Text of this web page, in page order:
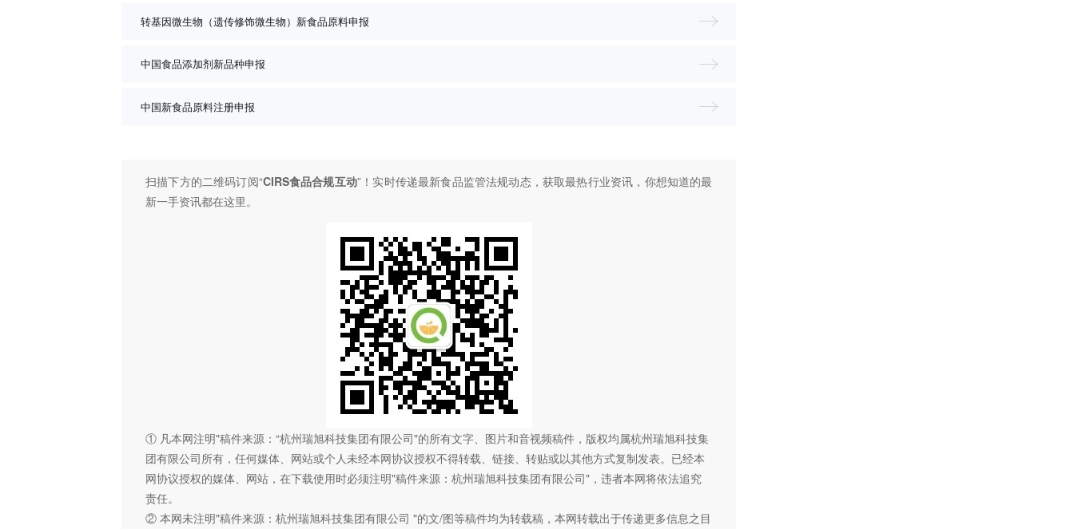
转基因微生物（遗传修饰微生物）新食品原料申报
中国食品添加剂新品种申报
中国新食品原料注册申报
扫描下方的二维码订阅“CIRS食品合规互动”！ 实时传递最新食品监管法规动态，获取最热行业资讯， 你想知道的最
新一手资讯都在这里。
① 凡本网注明"稿件来源：“杭州瑞旭科技集团有限公司"的所有文字、图片和音视频稿件，版权均属杭州瑞旭科技集
团有限公司所有，任何媒体、网站或个人未经本网协议授权不得转载、链接、转贴或以其他方式复制发表。已经本
网协议授权的媒体、网站，在下载使用时必须注明"稿件来源：杭州瑞旭科技集团有限公司"，违者本网将依法追究
责任。
② 本网未注明"稿件来源：杭州瑞旭科技集团有限公司 "的文/图等稿件均为转载稿，本网转载出于传递更多信息之目